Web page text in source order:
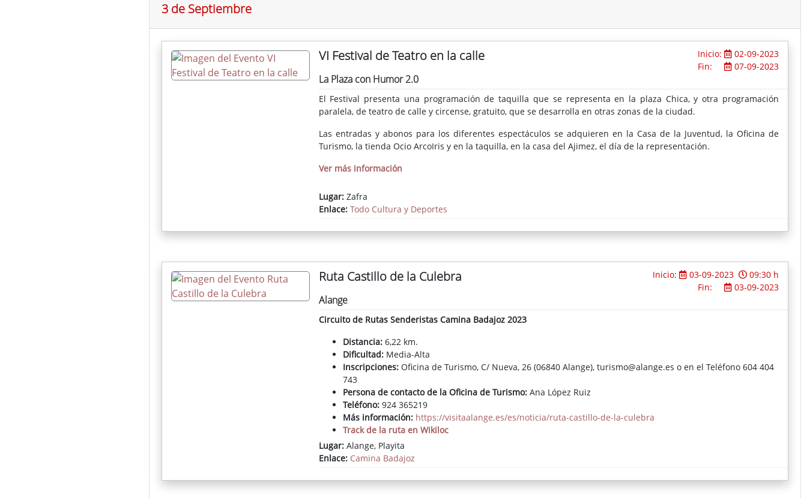
3 de Septiembre
VI Festival de Teatro en la calle Inicio:
02-09-2023
Fin:
07-09-2023
La Plaza con Humor 2.0
El Festival presenta una programación de taquilla que se representa en la plaza Chica, y otra programación
paralela, de teatro de calle y circense, gratuito, que se desarrolla en otras zonas de la ciudad.
Las entradas y abonos para los diferentes espectáculos se adquieren en la Casa de la Juventud, la Oficina de
Turismo, la tienda Ocio ArcoIris y en la taquilla, en la casa del Ajimez, el día de la representación.
Ver más información
Lugar:Zafra
Enlace: Todo Cultura y Deportes
Ruta Castillo de la Culebra Inicio: 03-09-2023
09:30 h
Fin:
03-09-2023
Alange
Circuito de Rutas Senderistas Camina Badajoz 2023
Distancia: 6,22 km.
Dificultad: Media-Alta
Inscripciones: Oficina de Turismo, C/ Nueva, 26 (06840 Alange), turismo@alange.es o en el Teléfono 604 404
743
Persona de contacto de la Oficina de Turismo: Ana López Ruiz
Teléfono: 924 365219
Más información: https://visitaalange.es/es/noticia/ruta-castillo-de-la-culebra
Track de la ruta en Wikiloc
Lugar:Alange, Playita
Enlace: Camina Badajoz